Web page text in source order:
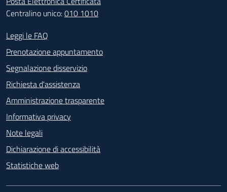
Centralino unico:010 1010
Footer - Contatti
Leggi le FAQ
Prenotazione appuntamento
Segnalazione disservizio
Richiesta d'assistenza
Amministrazione trasparente
Informativa privacy
Note legali
Dichiarazione di accessibilità
Statistiche web